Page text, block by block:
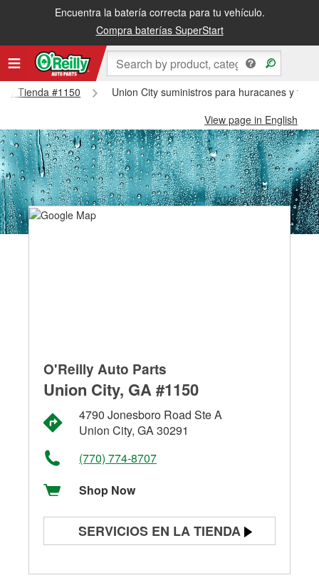
Encuentra la batería correcta para tu vehículo.
Compra baterías SuperStart
Tienda #1150
Union City suministros para huracanes y
View page in English
O'Reilly Auto Parts
Union City, GA #1150
4790 Jonesboro Road Ste A
Union City, GA 30291
(770) 774-8707
Shop Now
SERVICIOS EN LA TIENDA